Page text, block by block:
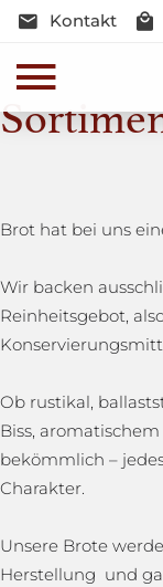
Kontakt
Herzhaft oder
Brot hat bei uns
Wir backen
Reinheitsgebot,
Ob rustikal,
Biss,
bekömmlich –
Charakter.
Unsere Brote
Herstellung und